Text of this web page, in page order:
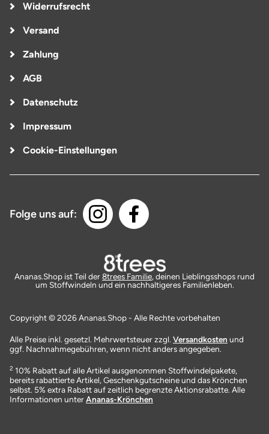
Widerrufsrecht
Versand
Zahlung
AGB
Datenschutz
Impressum
Cookie-Einstellungen
Folge uns auf:
Ananas.Shop ist Teil der8trees Familie, deinen Lieblingsshops rund
um Stoffwindeln und ein nachhaltigeres Familienleben.
Copyright © 2026 Ananas.Shop - Alle Rechte vorbehalten
Alle Preise inkl. gesetzl. Mehrwertsteuer zzgl. Versandkosten und
ggf. Nachnahmegebühren, wenn nicht anders angegeben.
2 10% Rabatt auf alle Artikel ausgenommen Stoffwindelpakete,
bereits rabattierte Artikel, Geschenkgutscheine und das Krönchen
selbst. 5% extra Rabatt auf zeitlich begrenzte Aktionsrabatte. Alle
Informationen unterAnanas-Krönchen